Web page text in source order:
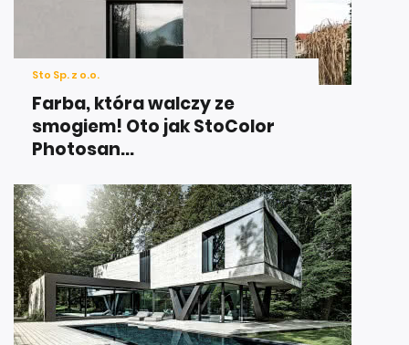
Sto Sp. z o.o.
Farba, która walczy ze
smogiem! Oto jak StoColor
Photosan...